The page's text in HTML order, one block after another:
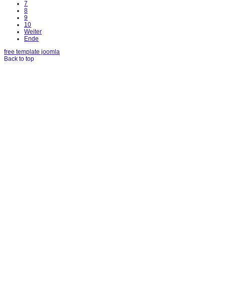
7
8
9
10
Weiter
Ende
free template joomla
Back to top